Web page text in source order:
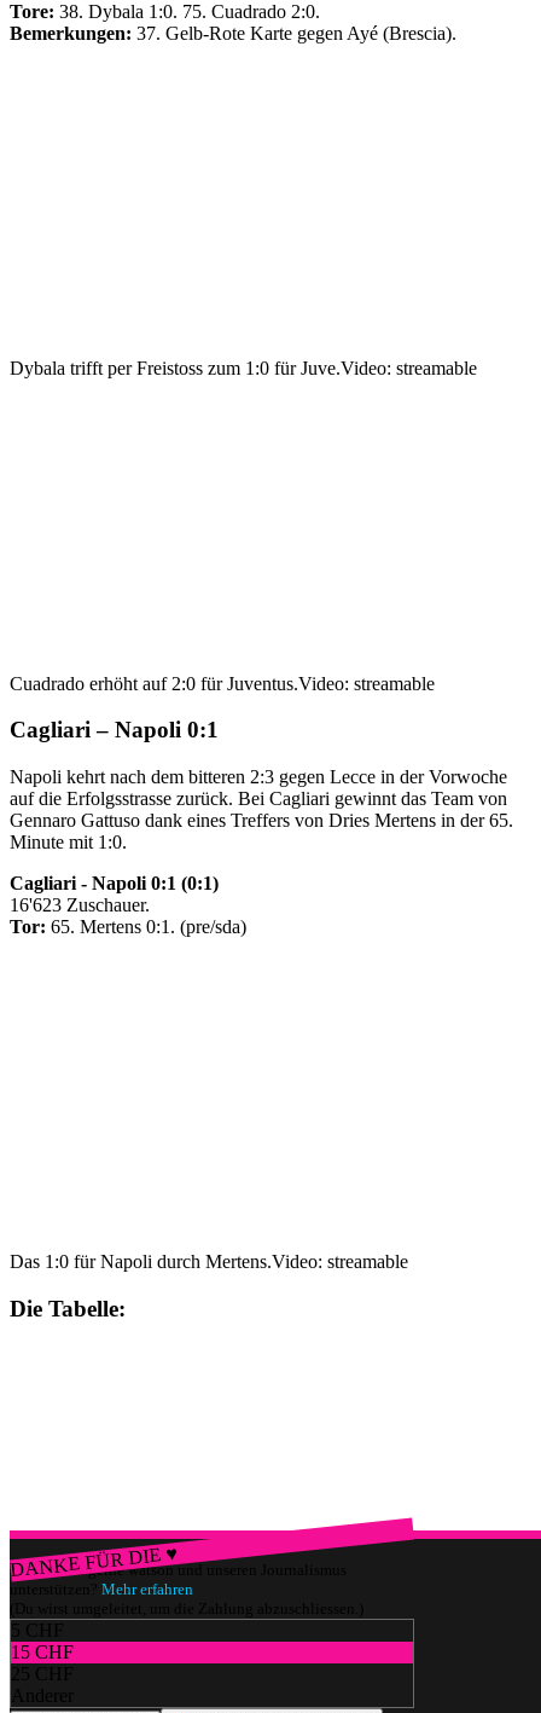
Tore: 38. Dybala 1:0. 75. Cuadrado 2:0.
Bemerkungen: 37. Gelb-Rote Karte gegen Ayé (Brescia).
Dybala trifft per Freistoss zum 1:0 für Juve.Video: streamable
Cuadrado erhöht auf 2:0 für Juventus.Video: streamable
Cagliari – Napoli 0:1
Napoli kehrt nach dem bitteren 2:3 gegen Lecce in der Vorwoche
auf die Erfolgsstrasse zurück. Bei Cagliari gewinnt das Team von
Gennaro Gattuso dank eines Treffers von Dries Mertens in der 65.
Minute mit 1:0.
Cagliari - Napoli 0:1 (0:1)
16'623 Zuschauer.
Tor: 65. Mertens 0:1. (pre/sda)
Das 1:0 für Napoli durch Mertens.Video: streamable
Die Tabelle:
DANKE FÜR DIE ♥
Würdest du gerne watson und unseren Journalismus
unterstützen? Mehr erfahren
(Du wirst umgeleitet, um die Zahlung abzuschliessen.)
5 CHF
15 CHF
25 CHF
Anderer